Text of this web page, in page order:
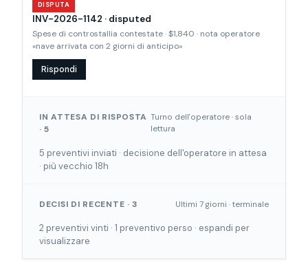
DISPUTA
INV-2026-1142 · disputed
Spese di controstallia contestate · $1,840 · nota operatore
«nave arrivata con 2 giorni di anticipo»
Rispondi
IN ATTESA DI RISPOSTA
· 5
Turno dell'operatore · sola
lettura
5 preventivi inviati · decisione dell'operatore in attesa
· più vecchio 18h
DECISI DI RECENTE · 3 Ultimi 7 giorni · terminale
2 preventivi vinti · 1 preventivo perso · espandi per
visualizzare